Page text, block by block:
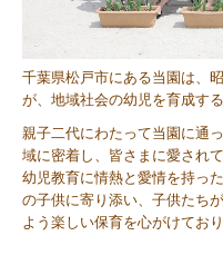
園の風景
採用情報
募集要項・エントリー
千葉県松戸市にある当園は、
が、地域社会の幼児を育成す
親子二代にわたって当園に通
域に密着し、皆さまに愛され
幼児教育に情熱と愛情を持っ
の子供に寄り添い、子供たち
よう楽しい保育を心がけており